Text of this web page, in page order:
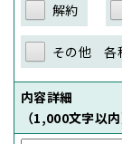
解約
その他 各
内容詳細
（1,000文字以内